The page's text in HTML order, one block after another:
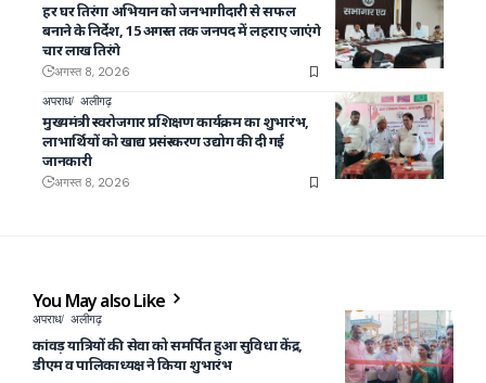
हर घर तिरंगा अभियान को जनभागीदारी से सफल
बनाने के निर्देश, 15 अगस्त तक जनपद में लहराए जाएंगे
चार लाख तिरंगे
अगस्त 8, 2026
अपराध अलीगढ़
मुख्यमंत्री स्वरोजगार प्रशिक्षण कार्यक्रम का शुभारंभ,
लाभार्थियों को खाद्य प्रसंस्करण उद्योग की दी गई
जानकारी
अगस्त 8, 2026
You May also Like
अपराध अलीगढ़
कांवड़ यात्रियों की सेवा को समर्पित हुआ सुविधा केंद्र,
डीएम व पालिकाध्यक्ष ने किया शुभारंभ